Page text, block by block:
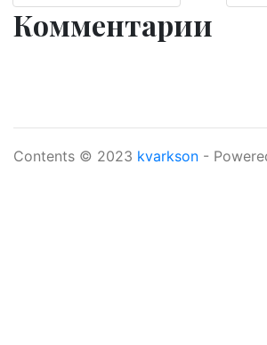
Комментарии
Contents © 2023 kvarkson -